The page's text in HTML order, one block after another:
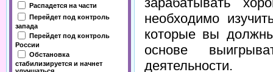
Распадется на части
Перейдет под контроль
запада
Перейдет под контроль
России
Обстановка
стабилизируется и начнет
необходимо
которые вы
основе
деятельности.